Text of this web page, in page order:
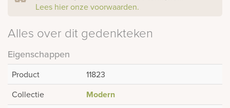
Lees hier onze voorwaarden.
Alles over dit gedenkteken
Eigenschappen
Product
11823
Collectie
Modern